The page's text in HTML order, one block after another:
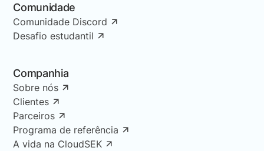
Comunidade
Comunidade Discord
Desafio estudantil
Companhia
Sobre nós
Clientes
Parceiros
Programa de referência
A vida na CloudSEK